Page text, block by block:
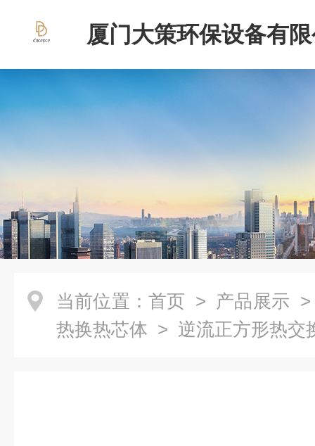
厦门大策环保设备有
当前位置： 首页 > 产品展示
热换热芯体 > 逆流正方形热交